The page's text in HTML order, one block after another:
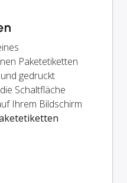
Paketetiketten
gedruckt
Schaltfläche
Ihrem Bildschirm